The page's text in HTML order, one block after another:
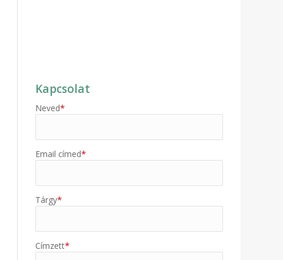
Kapcsolat
Neved*
Email címed*
Tárgy*
Címzett*